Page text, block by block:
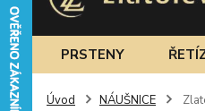
PRSTENY
Úvod NÁUŠNICE